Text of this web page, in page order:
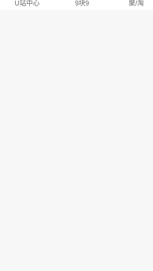
U站中心 9块9 聚/淘